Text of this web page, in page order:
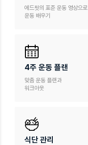
에드핏의 표준 운동 영상으로
운동 배우기
4주 운동 플랜
맞춤 운동 플랜과
워크아웃
식단 관리